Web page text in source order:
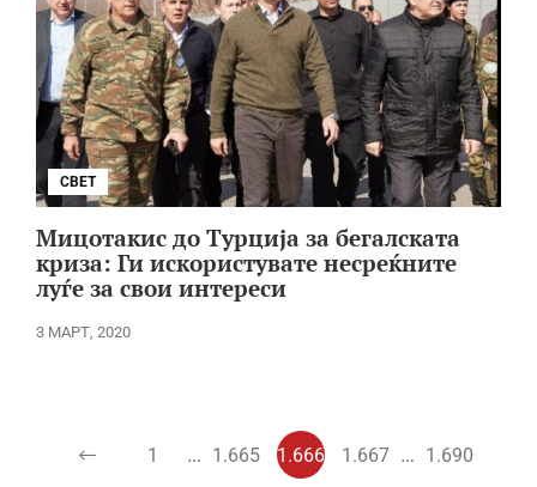
СВЕТ
Мицотакис до Турција за бегалската
криза: Ги искористувате несреќните
луѓе за свои интереси
3 МАРТ, 2020
1 … 1.665 1.666 1.667 … 1.690